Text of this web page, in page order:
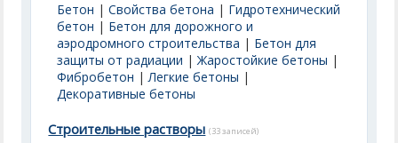
Бетон |Свойства бетона | Гидротехнический
бетон | Бетон для дорожного и
аэродромного строительства | Бетон для
защиты от радиации |Жаростойкие бетоны |
Фибробетон |Легкие бетоны |
Декоративные бетоны
Строительные растворы (33 записей)